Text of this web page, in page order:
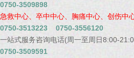
0750-3509898
急救中心、卒中中心、胸痛中心、创伤中
0750-3513223 0750-3556120
一站式服务咨询电话(周一至周日8:00-
0750-3509591